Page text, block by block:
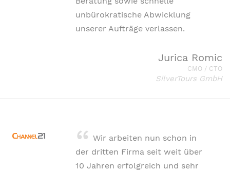
unbürokratische Abwicklung
unserer Aufträge verlassen.
Jurica Romic
CMO / CTO
SilverTours GmbH
Wir arbeiten nun schon in
der dritten Firma seit weit über
10 Jahren erfolgreich und sehr